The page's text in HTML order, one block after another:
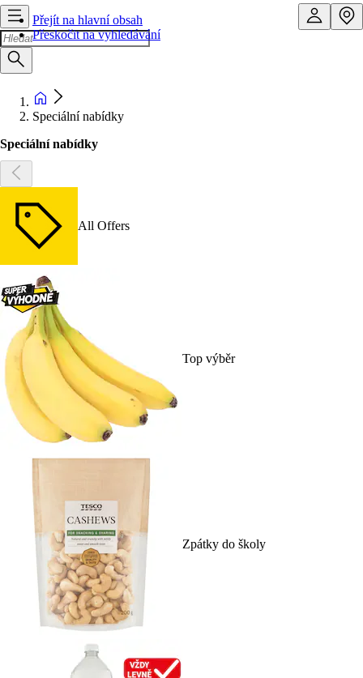
Přejít na hlavní obsah
Přeskočit na vyhledávání
Speciální nabídky
Speciální nabídky
All Offers
Top výběr
Zpátky do školy